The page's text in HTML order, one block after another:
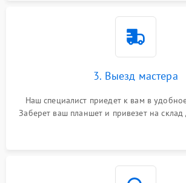
3. Выезд мастера
Наш специалист приедет к вам в
Заберет ваш планшет и привезет на склад